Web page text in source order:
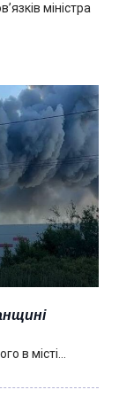
міністра
в місті…